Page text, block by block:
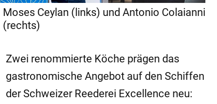
Moses Ceylan (links) und Antonio Colaianni
(rechts)
Zwei renommierte Köche prägen das
gastronomische Angebot auf den Schiffen
der Schweizer Reederei Excellence neu: